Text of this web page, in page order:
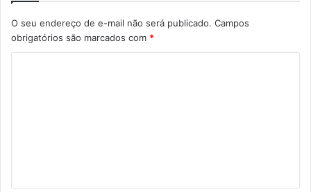
O seu endereço de e-mail não será publicado. Campos
obrigatórios são marcados com *